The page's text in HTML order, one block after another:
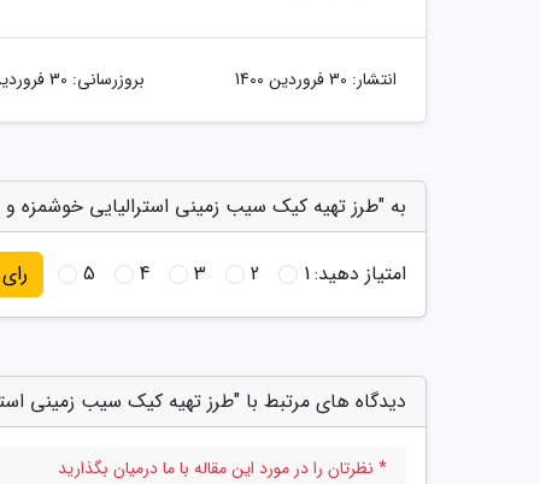
انتشار: 30 فروردین 1400 بروزرسانی: 30 فروردین 1400
به "طرز تهیه کیک سیب زمینی استرالیایی خوشمزه
امتیاز دهید:1
2
3
4
5 رای
دیدگاه های مرتبط با "طرز تهیه کیک سیب زمینی
* نظرتان را در مورد این مقاله با ما درمیان بگذارید